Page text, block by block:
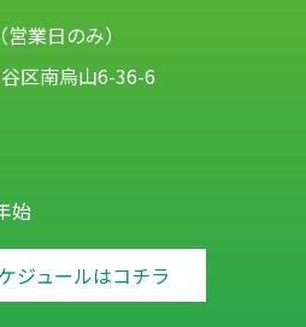
業日のみ）
区南烏山6-36-6
始
ジュールはコチラ